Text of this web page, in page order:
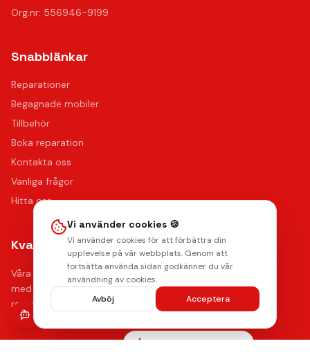
Org.nr: 556946-9199
Snabblänkar
Reparationer
Begagnade mobiler
Tillbehör
Boka reparation
Kontakta oss
Vanliga frågor
Hitta oss
Kvalitet & Garanti
Våra certifierade tekniker använder de bästa reservdelarna
med upp till 12 månaders funktionsgaranti på samtliga
reparationer.
Lämna ett omdöme
Vi använder cookies 🍪
Vi använder cookies för att förbättra din
upplevelse på vår webbplats. Genom att
fortsätta använda sidan godkänner du vår
användning av cookies.
Avböj
Acceptera